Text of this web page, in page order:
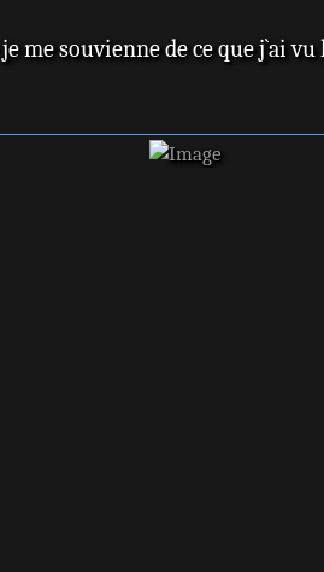
me souvienne de ce que j`ai vu